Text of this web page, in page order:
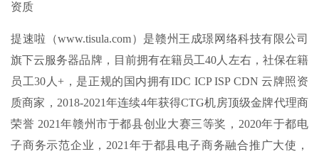
资质
提速啦（www.tisula.com）是赣州王成璟网络科技有限公司
旗下云服务器品牌，目前拥有在籍员工40人左右，社保在籍
员工30人+，是正规的国内拥有IDC ICP ISP CDN 云牌照资
质商家，2018-2021年连续4年获得CTG机房顶级金牌代理商
荣誉 2021年赣州市于都县创业大赛三等奖，2020年于都电
子商务示范企业，2021年于都县电子商务融合推广大使，